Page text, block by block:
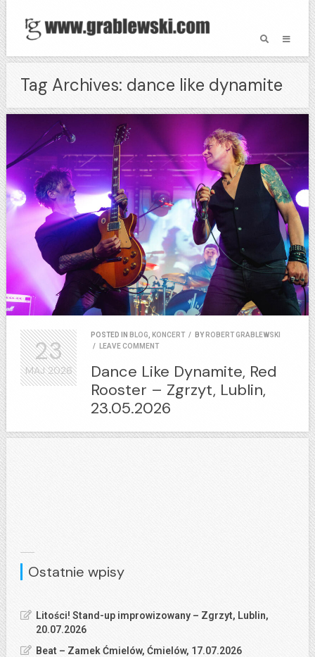
Tag Archives: dance like dynamite
POSTED IN BLOG KONCERT / BY ROBERT GRABLEWSKI
/
LEAVE COMMENT
Dance Like Dynamite, Red
Rooster – Zgrzyt, Lublin,
23.05.2026
23
MAJ2026
Ostatnie wpisy
Litości! Stand-up improwizowany – Zgrzyt, Lublin,
20.07.2026
Beat – Zamek Ćmielów, Ćmielów, 17.07.2026